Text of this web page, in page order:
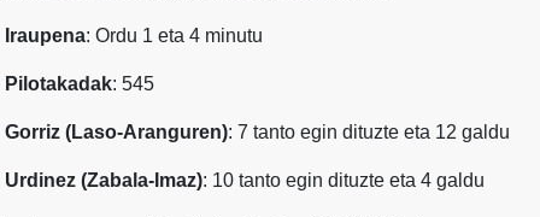
Iraupena: Ordu 1 eta 4 minutu
Pilotakadak: 545
Gorriz (Laso-Aranguren): 7 tanto egin dituzte eta 12 galdu
Urdinez (Zabala-Imaz): 10 tanto egin dituzte eta 4 galdu